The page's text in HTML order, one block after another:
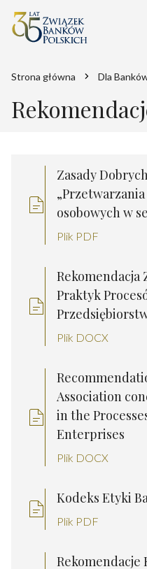
Strona główna Dla
Zasady
osobowych w
Plik PDF
Rekomendacja
Praktyk
Plik DOCX
Association
in the
Enterprises
Plik DOCX
Kodeks Etyki
Plik PDF
Rekomendacje